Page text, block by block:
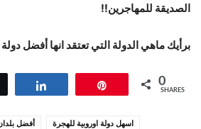
الصديقة للمهاجرين!!
برأيك ماهي الدولة التي تعتقد انها أفضل
0
SHARES
أفضل
اسهل دولة اوروبية للهجرة